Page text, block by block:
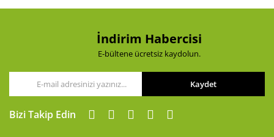
Ürün fiyatı diğer sitelerden daha pahalı.
Gönder
İndirim Habercisi
E-bültene ücretsiz kaydolun.
Kaydet
Bizi Takip Edin